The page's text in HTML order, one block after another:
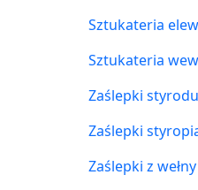
Sztukateria
Sztukateria
Zaślepki
Zaślepki
Zaślepki z